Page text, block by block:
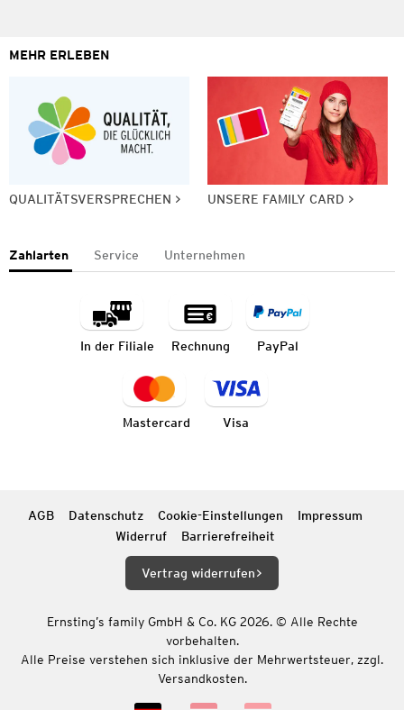
MEHR ERLEBEN
QUALITÄTSVERSPRECHEN UNSERE FAMILY CARD
Zahlarten Service Unternehmen
In der Filiale Rechnung PayPal
Mastercard Visa
AGB Datenschutz Cookie-Einstellungen
Impressum
Widerruf
Barrierefreiheit
Vertrag widerrufen
Ernsting’s family GmbH & Co. KG 2026. © Alle Rechte
vorbehalten.
Alle Preise verstehen sich inklusive der Mehrwertsteuer, zzgl.
Versandkosten.